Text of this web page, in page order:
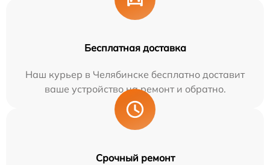
Бесплатная доставка
Наш курьер в Челябинске бесплатно доставит
ваше устройство на ремонт и обратно.
Срочный ремонт